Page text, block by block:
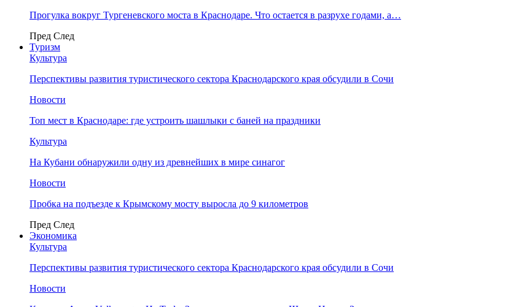
Прогулка вокруг Тургеневского моста в Краснодаре. Что остается в разрухе годами, а…
Пред След
Туризм
Культура
Перспективы развития туристического сектора Краснодарского края обсудили в Сочи
Новости
Топ мест в Краснодаре: где устроить шашлыки с баней на праздники
Культура
На Кубани обнаружили одну из древнейших в мире синагог
Новости
Пробка на подъезде к Крымскому мосту выросла до 9 километров
Пред След
Экономика
Культура
Перспективы развития туристического сектора Краснодарского края обсудили в Сочи
Новости